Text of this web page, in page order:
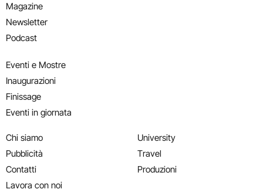
Magazine
Newsletter
Podcast
Eventi e Mostre
Inaugurazioni
Finissage
Eventi in giornata
Chi siamo
Pubblicità
Contatti
Lavora con noi
University
Travel
Produzioni